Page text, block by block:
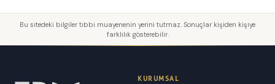
Bu sitedeki bilgiler tıbbi muayenenin yerini tutmaz. Sonuçlar kişiden kişiye
farklılık gösterebilir.
KURUMSAL